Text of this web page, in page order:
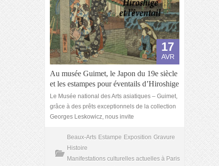
17
AVR
Au musée Guimet, le Japon du 19e siècle
et les estampes pour éventails d’Hiroshige
Le Musée national des Arts asiatiques – Guimet,
grâce à des prêts exceptionnels de la collection
Georges Leskowicz, nous invite
Beaux-Arts Estampe Exposition Gravure
Histoire
Manifestations culturelles actuelles à Paris